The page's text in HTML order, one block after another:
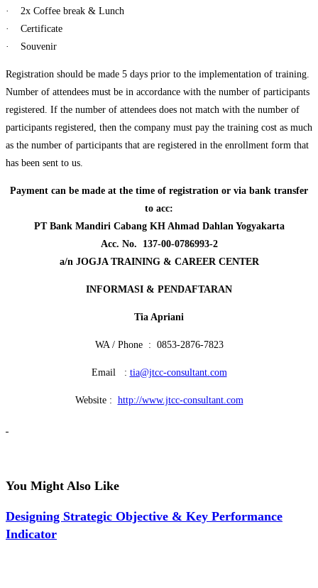
· 2x Coffee break & Lunch
· Certificate
· Souvenir
Registration should be made 5 days prior to the implementation of training.
Number of attendees must be in accordance with the number of participants
registered. If the number of attendees does not match with the number of
participants registered, then the company must pay the training cost as much
as the number of participants that are registered in the enrollment form that
has been sent to us.
Payment can be made at the time of registration or via bank transfer
to acc:
PT Bank Mandiri Cabang KH Ahmad Dahlan Yogyakarta
Acc. No. 137-00-0786993-2
a/n JOGJA TRAINING & CAREER CENTER
INFORMASI & PENDAFTARAN
Tia Apriani
WA / Phone : 0853-2876-7823
Email : tia@jtcc-consultant.com
Website : http://www.jtcc-consultant.com
You Might Also Like
Designing Strategic Objective & Key Performance
Indicator